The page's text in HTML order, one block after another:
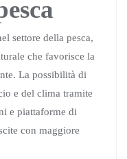
settore della pesca,
che favorisce la
La possibilità di
e del clima tramite
e piattaforme di
con maggiore